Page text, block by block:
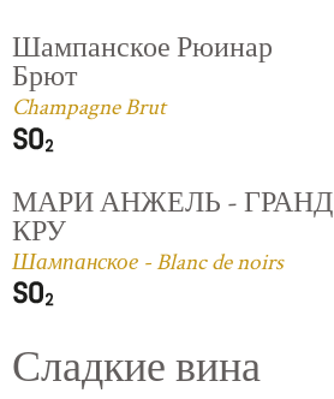
Шампанское Рюинар
Брют
Champagne Brut
МАРИ АНЖЕЛЬ - ГРАНД
КРУ
Шампанское - Blanc de noirs
Сладкие вина